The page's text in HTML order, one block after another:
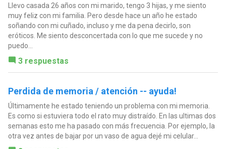
Llevo casada 26 años con mi marido, tengo 3 hijas, y me siento
muy feliz con mi familia. Pero desde hace un año he estado
soñando con mi cuñado, incluso y me da pena decirlo, son
eróticos. Me siento desconcertada con lo que me sucede y no
puedo...
3 respuestas
Perdida de memoria / atención -- ayuda!
Últimamente he estado teniendo un problema con mi memoria.
Es como si estuviera todo el rato muy distraído. En las ultimas dos
semanas esto me ha pasado con más frecuencia. Por ejemplo, la
otra vez antes de bajar por un vaso de agua dejé mi celular...